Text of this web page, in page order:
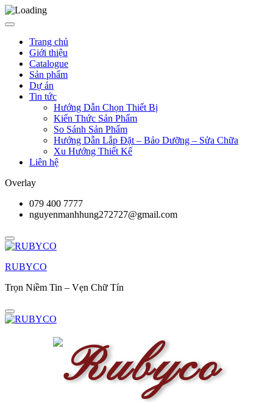
Trang chủ
Giới thiệu
Catalogue
Sản phẩm
Dự án
Tin tức
Hướng Dẫn Chọn Thiết Bị
Kiến Thức Sản Phẩm
So Sánh Sản Phẩm
Hướng Dẫn Lắp Đặt – Bảo Dưỡng – Sửa Chữa
Xu Hướng Thiết Kế
Liên hệ
Overlay
079 400 7777
nguyenmanhhung272727@gmail.com
RUBYCO
Trọn Niềm Tin – Vẹn Chữ Tín